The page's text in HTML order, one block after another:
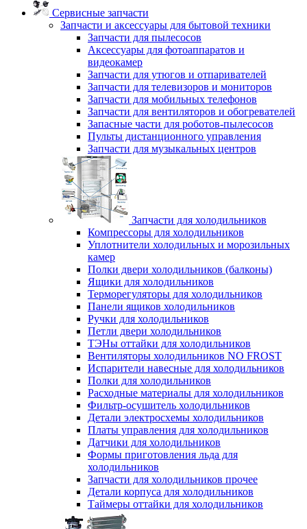
Сервисные запчасти
Запчасти и аксессуары для бытовой техники
Запчасти для пылесосов
Аксессуары для фотоаппаратов и
видеокамер
Запчасти для утюгов и отпаривателей
Запчасти для телевизоров и мониторов
Запчасти для мобильных телефонов
Запчасти для вентиляторов и обогревателей
Запасные части для роботов-пылесосов
Пульты дистанционного управления
Запчасти для музыкальных центров
Запчасти для холодильников
Компрессоры для холодильников
Уплотнители холодильных и морозильных
камер
Полки двери холодильников (балконы)
Ящики для холодильников
Терморегуляторы для холодильников
Панели ящиков холодильников
Ручки для холодильников
Петли двери холодильников
ТЭНы оттайки для холодильников
Вентиляторы холодильников NO FROST
Испарители навесные для холодильников
Полки для холодильников
Расходные материалы для холодильников
Фильтр-осушитель холодильников
Детали электросхемы холодильников
Платы управления для холодильников
Датчики для холодильников
Формы приготовления льда для
холодильников
Запчасти для холодильников прочее
Детали корпуса для холодильников
Таймеры оттайки для холодильников